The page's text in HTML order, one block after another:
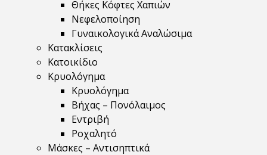
Θήκες Κόφτες Χαπιών
Νεφελοποίηση
Γυναικολογικά Αναλώσιμα
Κατακλίσεις
Κατοικίδιο
Κρυολόγημα
Κρυολόγημα
Βήχας – Πονόλαιμος
Εντριβή
Ροχαλητό
Μάσκες – Αντισηπτικά